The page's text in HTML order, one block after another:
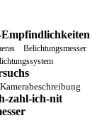
Belichtungsmesser
Kamerabeschreibung
zahl-ich-nit